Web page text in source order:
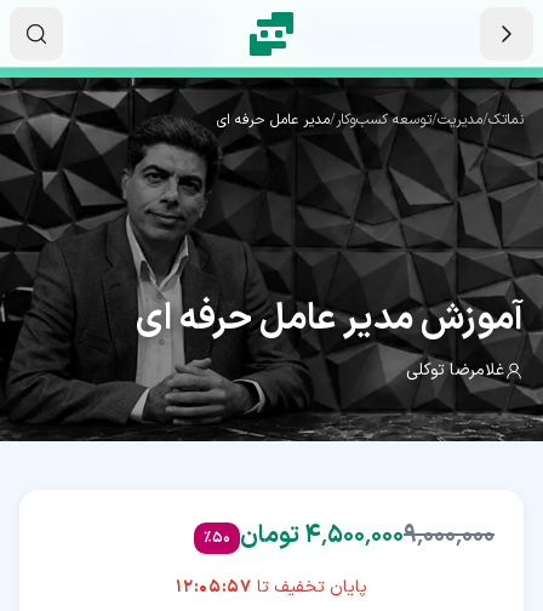
نماتک/مدیریت/توسعه کسب‌وکار/مدیر عامل حرفه ای
(MNG)
آموزشمدیر عامل حرفه ای
غلامرضا توکلی
۹٬۰۰۰٬۰۰۰۴٬۵۰۰٬۰۰۰ تومان %50
پایان تخفیف تا 12:05:57